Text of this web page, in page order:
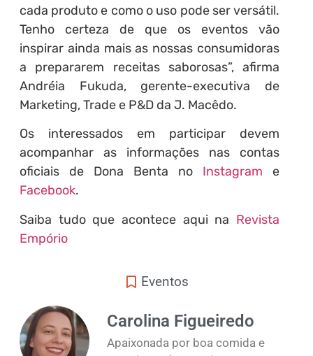
cada produto e como o uso pode ser versátil.
Tenho certeza de que os eventos vão
inspirar ainda mais as nossas consumidoras
a prepararem receitas saborosas”, afirma
Andréia Fukuda, gerente-executiva de
Marketing, Trade e P&D da J. Macêdo.
Os interessados em participar devem
acompanhar as informações nas contas
oficiais de Dona Benta no Instagram e
Facebook.
Saiba tudo que acontece aqui na Revista
Empório
Eventos
Carolina Figueiredo
Apaixonada por boa comida e